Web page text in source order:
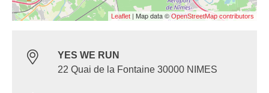
Leaflet | Map data ©OpenStreetMap contributors
YES WE RUN
22 Quai de la Fontaine 30000 NIMES